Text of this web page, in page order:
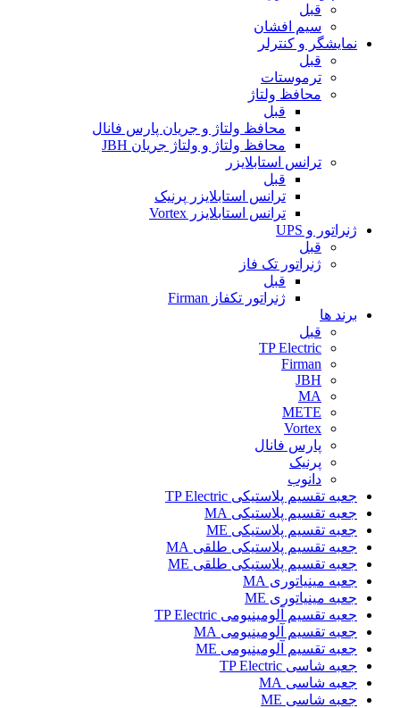
قبل
سیم افشان
نمایشگر و کنترلر
قبل
ترموستات
محافظ ولتاژ
قبل
محافظ ولتاژ و جریان پارس فانال
محافظ ولتاژ و ولتاژ جریان JBH
ترانس استابلایزر
قبل
ترانس استابلایزر پرنیک
ترانس استابلایزر Vortex
ژنراتور و UPS
قبل
ژنراتور تک فاز
قبل
ژنراتور تکفاز Firman
برند ها
قبل
TP Electric
Firman
JBH
MA
METE
Vortex
پارس فانال
پرنیک
دانوب
جعبه تقسیم پلاستیکی TP Electric
جعبه تقسیم پلاستیکی MA
جعبه تقسیم پلاستیکی ME
جعبه تقسیم پلاستیکی طلقی MA
جعبه تقسیم پلاستیکی طلقی ME
جعبه مینیاتوری MA
جعبه مینیاتوری ME
جعبه تقسیم آلومینیومی TP Electric
جعبه تقسیم آلومینیومی MA
جعبه تقسیم آلومینیومی ME
جعبه شاسی TP Electric
جعبه شاسی MA
جعبه شاسی ME